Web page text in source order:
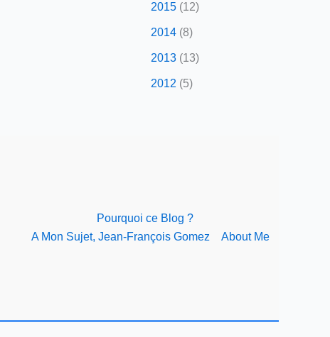
2015 (12)
2014 (8)
2013 (13)
2012 (5)
Pourquoi ce Blog ?
A Mon Sujet, Jean-François Gomez
About Me